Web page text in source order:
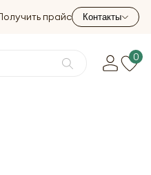
прайс Контакты
0